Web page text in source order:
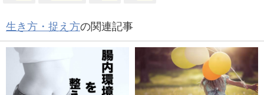
生き方・捉え方の関連記事